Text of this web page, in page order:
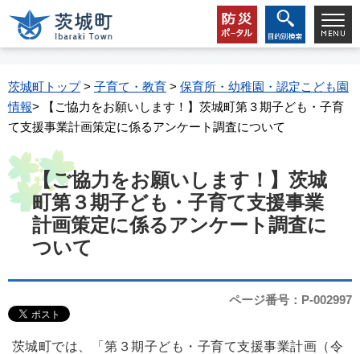
茨城町トップ> 子育て・教育 > 保育所・幼稚園・認定こども園
情報> 【ご協力をお願いします！】茨城町第３期子ども・子育
て支援事業計画策定に係るアンケート調査について
【ご協力をお願いします！】茨城
町第３期子ども・子育て支援事業
計画策定に係るアンケート調査に
ついて
ページ番号：P-002997
茨城町では、「第３期子ども・子育て支援事業計画（令